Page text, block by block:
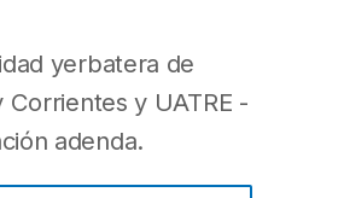
yerbatera de
Corrientes y UATRE -
adenda.